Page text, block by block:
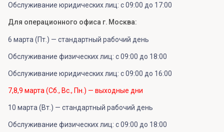
Обслуживание юридических лиц: с 09:00 до 17:00
Для операционного офиса г. Москва:
6 марта (Пт.) — стандартный рабочий день
Обслуживание физических лиц: с 09:00 до 18:00
Обслуживание юридических лиц: с 09:00 до 16:00
7,8,9 марта (Сб., Вс., Пн.) — выходные дни
10 марта (Вт.) — стандартный рабочий день
Обслуживание физических лиц: с 09:00 до 18:00